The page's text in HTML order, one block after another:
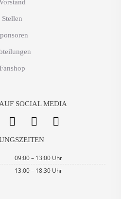
Stellen
Fanshop
SOCIAL MEDIA
09:00 – 13:00 Uhr
13:00 – 18:30 Uhr